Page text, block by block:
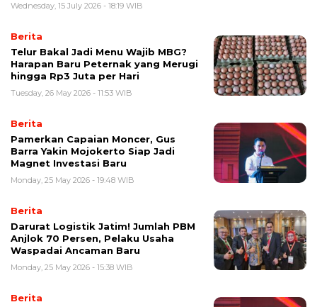
Wednesday, 15 July 2026 - 18:19 WIB
Berita
Telur Bakal Jadi Menu Wajib MBG?
Harapan Baru Peternak yang Merugi
hingga Rp3 Juta per Hari
Tuesday, 26 May 2026 - 11:53 WIB
Berita
Pamerkan Capaian Moncer, Gus
Barra Yakin Mojokerto Siap Jadi
Magnet Investasi Baru
Monday, 25 May 2026 - 19:48 WIB
Berita
Darurat Logistik Jatim! Jumlah PBM
Anjlok 70 Persen, Pelaku Usaha
Waspadai Ancaman Baru
Monday, 25 May 2026 - 15:38 WIB
Berita